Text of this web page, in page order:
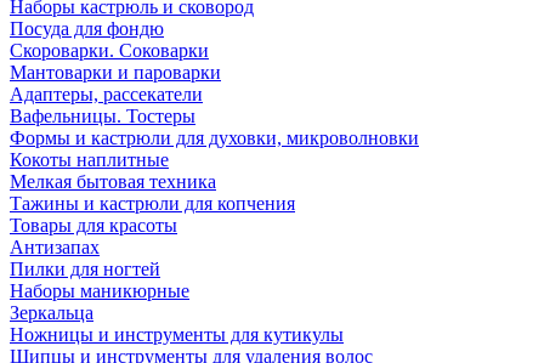
Наборы кастрюль и сковород
Посуда для фондю
Скороварки. Соковарки
Мантоварки и пароварки
Адаптеры, рассекатели
Вафельницы. Тостеры
Формы и кастрюли для духовки, микроволновки
Кокоты наплитные
Мелкая бытовая техника
Тажины и кастрюли для копчения
Товары для красоты
Антизапах
Пилки для ногтей
Наборы маникюрные
Зеркальца
Ножницы и инструменты для кутикулы
Щипцы и инструменты для удаления волос